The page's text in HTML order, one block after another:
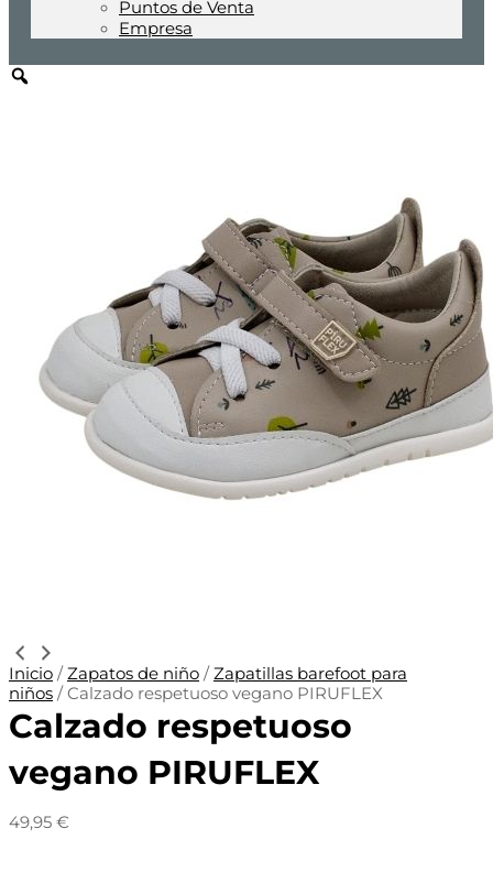
Puntos de Venta
Empresa
Inicio / Zapatos de niño / Zapatillas barefoot para
niños / Calzado respetuoso vegano PIRUFLEX
Calzado respetuoso
vegano PIRUFLEX
49,95 €